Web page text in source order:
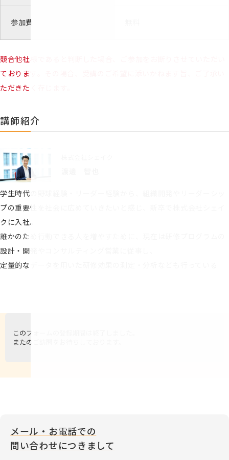
参加費
競合他社様であると判断した場合、ご参加をお断りさせていただい
ております。その場合、受講のご希望に添いかねます旨、ご了承い
ただきたく存じます。
講師紹介
学生時代の野球経験・リーダー経験から、組織開発やリーダーシッ
プの重要性を社会に広めていきたいと感じ、新卒で株式会社シェイ
クに入社。
誰かのため行動できる人を増やすために、現在は研修プログラムの
設計・開発やコンサルティング営業に従事し、
定量的なデータを用いた研修効果の測定・分析なども行っている
メール・お電話での
問い合わせにつきまして